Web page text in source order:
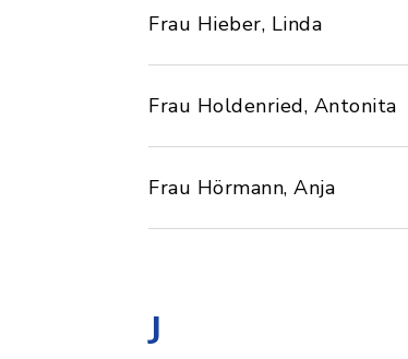
Frau Hieber, Linda
Frau Holdenried, Antonita
Frau Hörmann, Anja
J